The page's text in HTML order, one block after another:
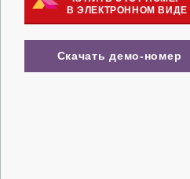
В ЭЛЕКТРОННОМ ВИДЕ
Скачать демо-номер